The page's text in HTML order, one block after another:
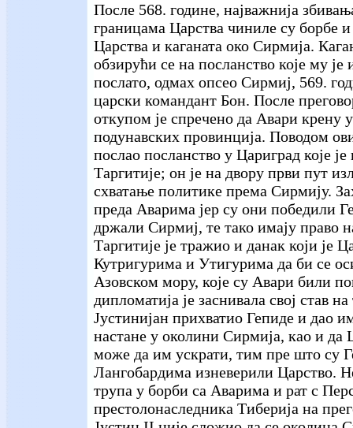
После 568. године, најважнија
границама Царства чиниле су борбе
Царства и каганата око Сирмија.
обзирући се на посланство које му је
послато, одмах опсео Сирмиј, 569.
царски командант Бон. После
откупом је спречено да Авари крену
подунавских провинција. Поводом
послао посланство у Цариград које
Таргитије; он је на двору први пут
схватање политике према Сирмију.
преда Аварима јер су они победили
држали Сирмиј, те тако имају право
Таргитије је тражио и данак који је
Кутригурима и Утигурима да би се
Азовском мору, које су Авари били
дипломатија је заснивала свој став
Јустинијан прихватио Гепиде и дао
настане у околини Сирмија, као и да
може да им ускрати, тим пре што су
Лангобардима изневерили Царство.
трупа у борби са Аварима и рат с
престолонаследника Тиберија на